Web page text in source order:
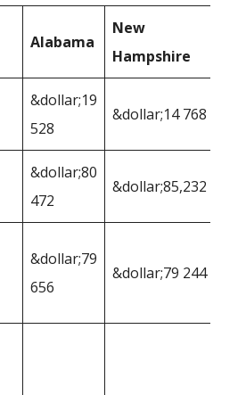
Alabama
New
Hampshire
&dollar;19
528
&dollar;14 768
&dollar;80
472
&dollar;85,232
&dollar;79
656
&dollar;79 244